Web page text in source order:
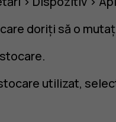
doriți să o
utilizat,